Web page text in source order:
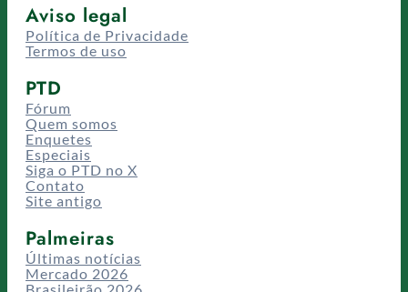
Aviso legal
Política de Privacidade
Termos de uso
PTD
Fórum
Quem somos
Enquetes
Especiais
Siga o PTD no X
Contato
Site antigo
Palmeiras
Últimas notícias
Mercado 2026